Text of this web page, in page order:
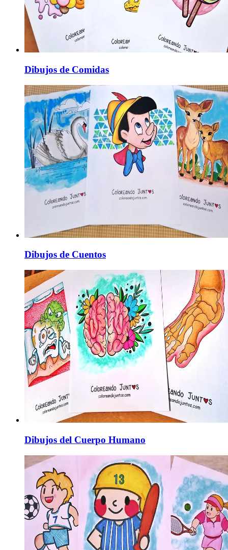
Dibujos de Comidas
Dibujos de Cuentos
Dibujos del Cuerpo Humano